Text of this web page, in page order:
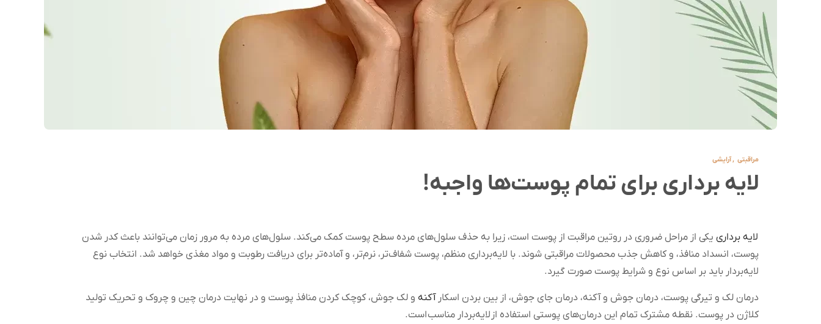
مراقبتی ,آرایشی
لایه برداری برای تمام پوست‌ها واجبه!
لایه برداری یکی از مراحل ضروری در روتین مراقبت از پوست است، زیرا به حذف سلول‌های مرده سطح پوست کمک می‌کند. سلول‌های مرده به مرور زمان می‌توانند باعث کدر شدن
پوست، انسداد منافذ، و کاهش جذب محصولات مراقبتی شوند. با لایه‌برداری منظم، پوست شفاف‌تر، نرم‌تر، و آماده‌تر برای دریافت رطوبت و مواد مغذی خواهد شد. انتخاب نوع
لایه‌بردار باید بر اساس نوع و شرایط پوست صورت گیرد.
درمان لک و تیرگی پوست، درمان جوش و آکنه، درمان جای جوش، از بین بردن اسکارآکنه و لک جوش، کوچک کردن منافذ پوست و در نهایت درمان چین و چروک و تحریک تولید
کلاژن در پوست. نقطه مشترک تمام این درمان‌های پوستی استفاده از لایه‌بردار مناسب است.